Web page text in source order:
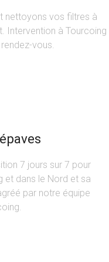
nettoyons vos filtres à
Intervention à Tourcoing
vous.
7 jours sur 7 pour
et dans le Nord et sa
par notre équipe